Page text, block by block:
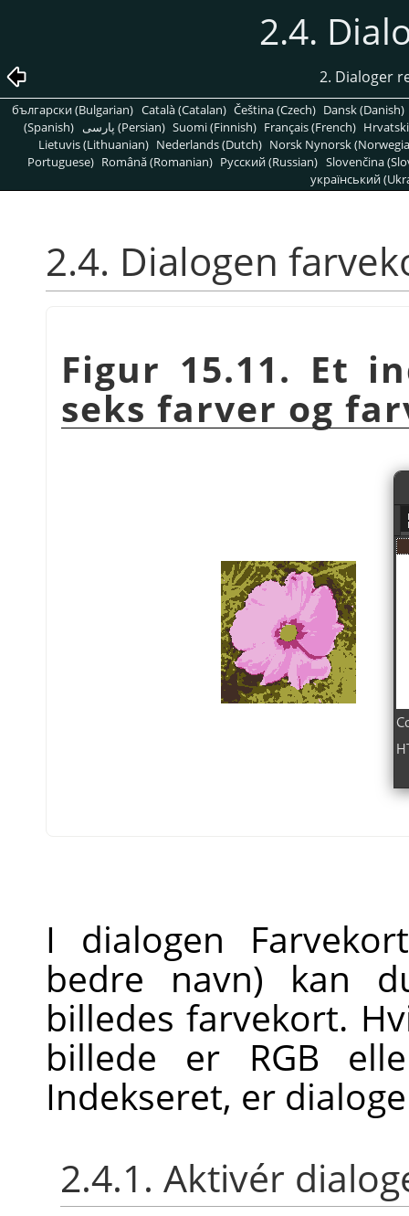
2.4.
2. Dialoger
български (Bulgarian) Català (Catalan) Čeština (Czech) Dansk (Danish)
(Spanish)
پارسی (Persian) Suomi (Finnish) Français (French)
Lietuvis (Lithuanian) Nederlands (Dutch) Norsk Nynorsk
Portuguese) Română (Romanian) Pусский (Russian) Slovenčina
український
2.4. Dialogen
Figur 15.11. Et
seks farver og
I dialogen
bedre navn) kan
billedes farvekort.
billede er RGB
Indekseret, er
2.4.1. Aktivér